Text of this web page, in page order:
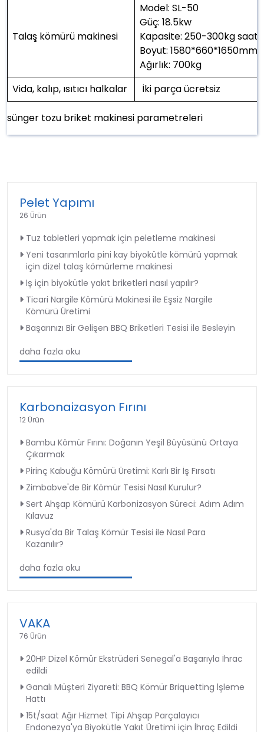
Talaş kömürü makinesi
Model: SL-50
Güç: 18.5kw
Kapasite: 250-300kg saat
Boyut: 1580*660*1650mm
Ağırlık: 700kg
Vida, kalıp, ısıtıcı halkalar
İki parça ücretsiz
sünger tozu briket makinesi parametreleri
Pelet Yapımı
26 Ürün
Tuz tabletleri yapmak için peletleme makinesi
Yeni tasarımlarla pini kay biyokütle kömürü yapmak
için dizel talaş kömürleme makinesi
İş için biyokütle yakıt briketleri nasıl yapılır?
Ticari Nargile Kömürü Makinesi ile Eşsiz Nargile
Kömürü Üretimi
Başarınızı Bir Gelişen BBQ Briketleri Tesisi ile Besleyin
daha fazla oku
Karbonaizasyon Fırını
12 Ürün
Bambu Kömür Fırını: Doğanın Yeşil Büyüsünü Ortaya
Çıkarmak
Pirinç Kabuğu Kömürü Üretimi: Karlı Bir İş Fırsatı
Zimbabve'de Bir Kömür Tesisi Nasıl Kurulur?
Sert Ahşap Kömürü Karbonizasyon Süreci: Adım Adım
Kılavuz
Rusya'da Bir Talaş Kömür Tesisi ile Nasıl Para
Kazanılır?
daha fazla oku
VAKA
76 Ürün
20HP Dizel Kömür Ekstrüderi Senegal'a Başarıyla İhrac
edildi
Ganalı Müşteri Ziyareti: BBQ Kömür Briquetting İşleme
Hattı
15t/saat Ağır Hizmet Tipi Ahşap Parçalayıcı
Endonezya'ya Biyokütle Yakıt Üretimi için İhraç Edildi